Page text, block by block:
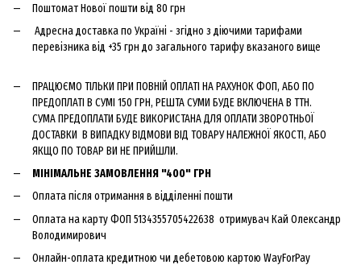
Поштомат Нової пошти від 80 грн
Адресна доставка по Україні - згідно з діючими тарифами
перевізника від +35 грн до загального тарифу вказаного вище
ПРАЦЮЄМО ТІЛЬКИ ПРИ ПОВНІЙ ОПЛАТІ НА РАХУНОК ФОП, АБО ПО
ПРЕДОПЛАТІ В СУМІ 150 ГРН, РЕШТА СУМИ БУДЕ ВКЛЮЧЕНА В ТТН.
СУМА ПРЕДОПЛАТИ БУДЕ ВИКОРИСТАНА ДЛЯ ОПЛАТИ ЗВОРОТНЬОЇ
ДОСТАВКИ В ВИПАДКУ ВІДМОВИ ВІД ТОВАРУ НАЛЕЖНОЇ ЯКОСТІ, АБО
ЯКЩО ПО ТОВАР ВИ НЕ ПРИЙШЛИ.
МІНІМАЛЬНЕ ЗАМОВЛЕННЯ "400" ГРН
Оплата після отримання в відділенні пошти
Оплата на карту ФОП 5134355705422638 отримувач Кай Олександр
Володимирович
Онлайн-оплата кредитною чи дебетовою картою WayForPay